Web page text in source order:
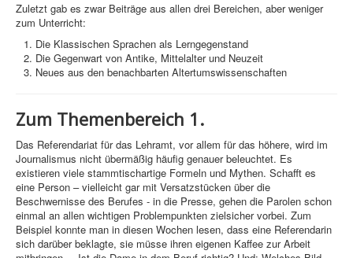
Zuletzt gab es zwar Beiträge aus allen drei Bereichen, aber weniger
zum Unterricht:
Die Klassischen Sprachen als Lerngegenstand
Die Gegenwart von Antike, Mittelalter und Neuzeit
Neues aus den benachbarten Altertumswissenschaften
Zum Themenbereich 1.
Das Referendariat für das Lehramt, vor allem für das höhere, wird im
Journalismus nicht übermäßig häufig genauer beleuchtet. Es
existieren viele stammtischartige Formeln und Mythen. Schafft es
eine Person – vielleicht gar mit Versatzstücken über die
Beschwernisse des Berufes - in die Presse, gehen die Parolen schon
einmal an allen wichtigen Problempunkten zielsicher vorbei. Zum
Beispiel konnte man in diesen Wochen lesen, dass eine Referendarin
sich darüber beklagte, sie müsse ihren eigenen Kaffee zur Arbeit